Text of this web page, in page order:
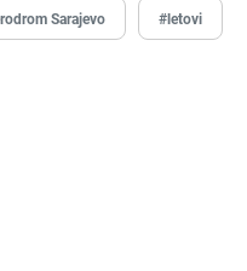
Sarajevo #letovi